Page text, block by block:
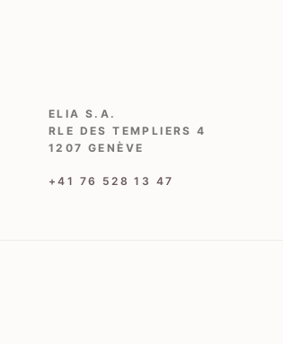
ELIA S.A.
RLE DES TEMPLIERS 4
1207 GENÈVE
‭+41 76 528 13 47‬